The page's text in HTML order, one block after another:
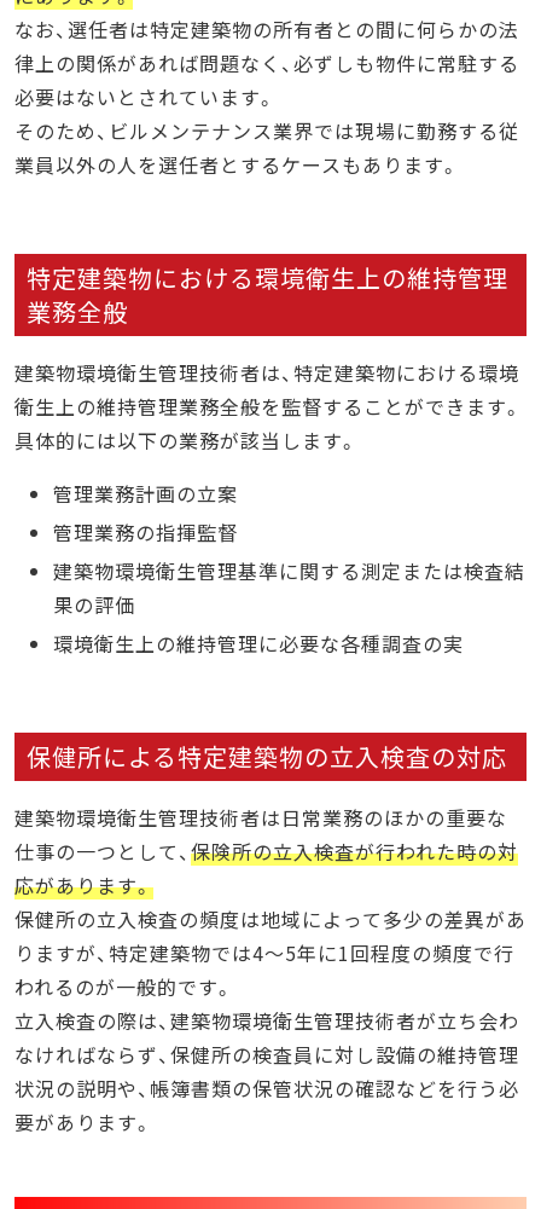
なお、選任者は特定建築物の所有者との間に何らかの法
律上の関係があれば問題なく、必ずしも物件に常駐する
必要はないとされています。
そのため、ビルメンテナンス業界では現場に勤務する従
業員以外の人を選任者とするケースもあります。
特定建築物における環境衛生上の維持管理
業務全般
建築物環境衛生管理技術者は、特定建築物における環境
衛生上の維持管理業務全般を監督することができます。
具体的には以下の業務が該当します。
管理業務計画の立案
管理業務の指揮監督
建築物環境衛生管理基準に関する測定または検査結
果の評価
環境衛生上の維持管理に必要な各種調査の実
保健所による特定建築物の立入検査の対応
建築物環境衛生管理技術者は日常業務のほかの重要な
仕事の一つとして、保険所の立入検査が行われた時の対
応があります。
保健所の立入検査の頻度は地域によって多少の差異があ
りますが、特定建築物では4～5年に1回程度の頻度で行
われるのが一般的です。
立入検査の際は、建築物環境衛生管理技術者が立ち会わ
なければならず、保健所の検査員に対し設備の維持管理
状況の説明や、帳簿書類の保管状況の確認などを行う必
要があります。